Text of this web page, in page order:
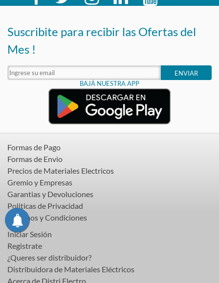
Suscribite para recibir las Ofertas del
Mes !
ENVIAR
BAJÁ NUESTRA APP
Formas de Pago
Formas de Envio
Precios de Materiales Electricos
Gremio y Empresas
Garantias y Devoluciones
Politicas de Privacidad
Terminos y Condiciones
Iniciar Sesión
Registrate
¿Queres ser distribuidor?
Distribuidora de Materiales Eléctricos
Acerca de Distri Electro